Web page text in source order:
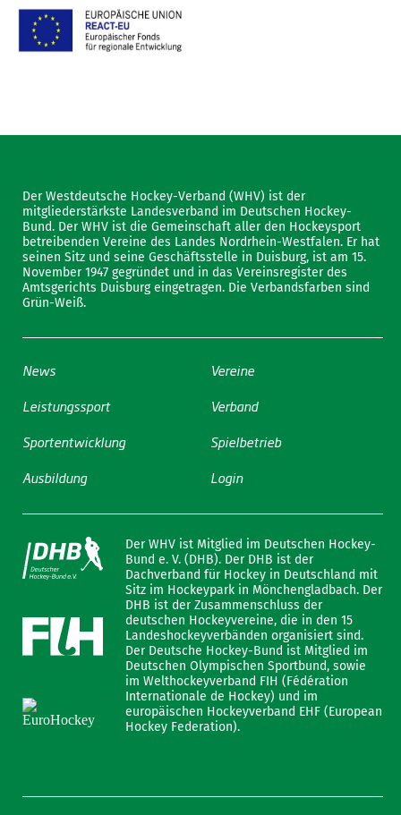
Der Westdeutsche Hockey-Verband (WHV) ist der
mitgliederstärkste Landesverband im Deutschen Hockey-
Bund. Der WHV ist die Gemeinschaft aller den Hockeysport
betreibenden Vereine des Landes Nordrhein-Westfalen. Er hat
seinen Sitz und seine Geschäftsstelle in Duisburg, ist am 15.
November 1947 gegründet und in das Vereinsregister des
Amtsgerichts Duisburg eingetragen. Die Verbandsfarben sind
Grün-Weiß.
News
Leistungssport
Sportentwicklung
Ausbildung
Vereine
Verband
Spielbetrieb
Login
Der WHV ist Mitglied im Deutschen Hockey-
Bund e. V. (DHB). Der DHB ist der
Dachverband für Hockey in Deutschland mit
Sitz im Hockeypark in Mönchengladbach. Der
DHB ist der Zusammenschluss der
deutschen Hockeyvereine, die in den 15
Landeshockeyverbänden organisiert sind.
Der Deutsche Hockey-Bund ist Mitglied im
Deutschen Olympischen Sportbund, sowie
im Welthockeyverband FIH (Fédération
Internationale de Hockey) und im
europäischen Hockeyverband EHF (European
Hockey Federation).